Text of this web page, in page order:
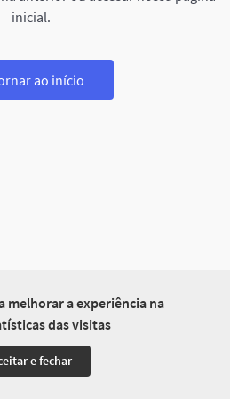
melhorar a experiência na
das visitas
e fechar
inicial.
ao início